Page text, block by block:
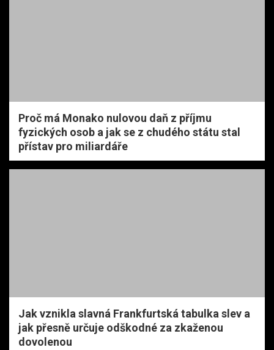
Proč má Monako nulovou daň z příjmu
fyzických osob a jak se z chudého státu stal
přístav pro miliardáře
Jak vznikla slavná Frankfurtská tabulka slev a
jak přesně určuje odškodné za zkaženou
dovolenou